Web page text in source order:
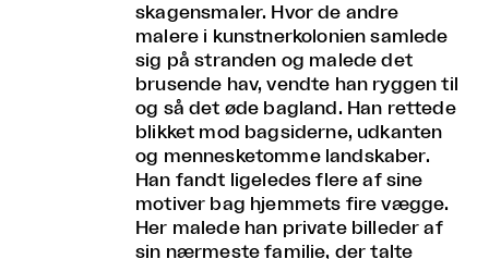
skagensmaler. Hvor de andre
malere i kunstnerkolonien samlede
sig på stranden og malede det
brusende hav, vendte han ryggen til
og så det øde bagland. Han rettede
blikket mod bagsiderne, udkanten
og mennesketomme landskaber.
Han fandt ligeledes flere af sine
motiver bag hjemmets fire vægge.
Her malede han private billeder af
sin nærmeste familie, der talte